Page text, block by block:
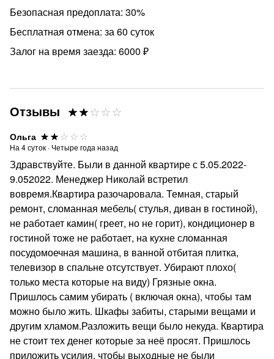
Безопасная предоплата: 30%
Бесплатная отмена: за 60 суток
Залог на время заезда: 6000 ₽
Отзывы
Ольга
На 4суток · Четыре года назад
Здравствуйте. Были в данной квартире с 5.05.2022-
9.052022. Менеджер Николай встретил
вовремя.Квартира разочаровала. Темная, старый
ремонт, сломанная мебель( стулья, диван в гостиной),
не работает камин( греет, но не горит), кондиционер в
гостиной тоже не работает, на кухне сломанная
посудомоечная машина, в ванной отбитая плитка,
телевизор в спальне отсутствует. Убирают плохо(
только места которые на виду) Грязные окна.
Пришлось самим убирать ( включая окна), чтобы там
можно было жить. Шкафы забиты, старыми вещами и
другим хламом.Разложить вещи было некуда. Квартира
не стоит тех денег которые за неё просят. Пришлось
приложить усилия, чтобы выходные не были